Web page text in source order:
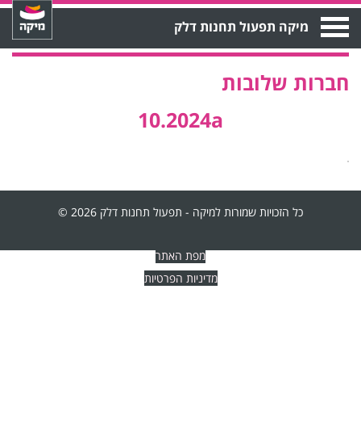
Open
Menu מיקה תפעול תחנות דלק
חברות שלובות
10.2024a
כל הזכויות שמורות למיקה - תפעול תחנות דלק 2026 ©
מפת האתר
מדיניות הפרטיות